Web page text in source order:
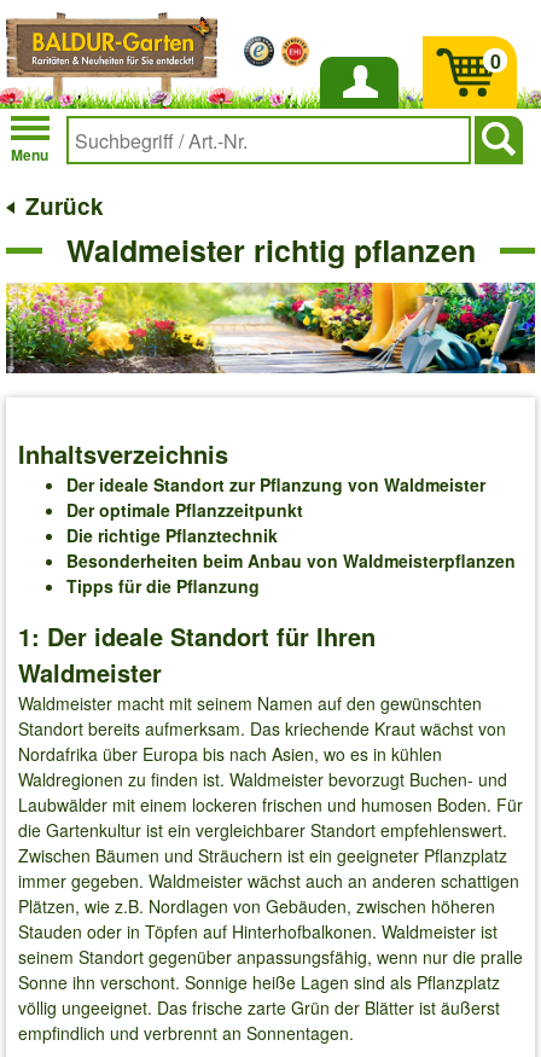
Anmelden
Menu
0
Zurück
Waldmeister richtig pflanzen
Inhaltsverzeichnis
Der ideale Standort zur Pflanzung von Waldmeister
Der optimale Pflanzzeitpunkt
Die richtige Pflanztechnik
Besonderheiten beim Anbau von Waldmeisterpflanzen
Tipps für die Pflanzung
1: Der ideale Standort für Ihren
Waldmeister
Waldmeister macht mit seinem Namen auf den gewünschten
Standort bereits aufmerksam. Das kriechende Kraut wächst von
Nordafrika über Europa bis nach Asien, wo es in kühlen
Waldregionen zu finden ist. Waldmeister bevorzugt Buchen- und
Laubwälder mit einem lockeren frischen und humosen Boden. Für
die Gartenkultur ist ein vergleichbarer Standort empfehlenswert.
Zwischen Bäumen und Sträuchern ist ein geeigneter Pflanzplatz
immer gegeben. Waldmeister wächst auch an anderen schattigen
Plätzen, wie z.B. Nordlagen von Gebäuden, zwischen höheren
Stauden oder in Töpfen auf Hinterhofbalkonen. Waldmeister ist
seinem Standort gegenüber anpassungsfähig, wenn nur die pralle
Sonne ihn verschont. Sonnige heiße Lagen sind als Pflanzplatz
völlig ungeeignet. Das frische zarte Grün der Blätter ist äußerst
empfindlich und verbrennt an Sonnentagen.